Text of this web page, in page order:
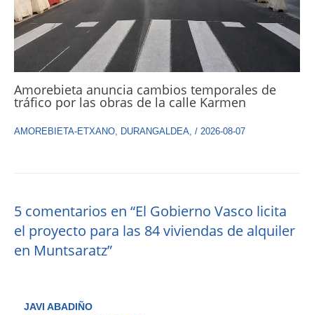
Amorebieta anuncia cambios temporales de
tráfico por las obras de la calle Karmen
AMOREBIETA-ETXANO, DURANGALDEA, / 2026-08-07
5 comentarios en “El Gobierno Vasco licita
el proyecto para las 84 viviendas de alquiler
en Muntsaratz”
JAVI ABADIÑO